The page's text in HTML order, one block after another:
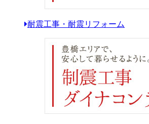
耐震工事・耐震リフォーム